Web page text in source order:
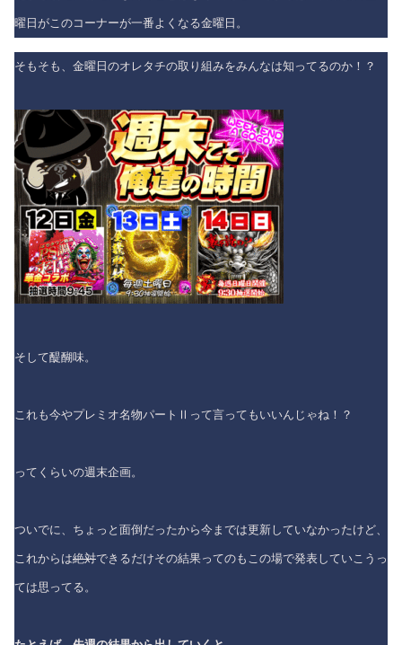
曜日がこのコーナーが一番よくなる金曜日。
そもそも、金曜日のオレタチの取り組みをみんなは知ってるのか！？
そして醍醐味。
これも今やプレミオ名物パートⅡって言ってもいいんじゃね！？
ってくらいの週末企画。
ついでに、ちょっと面倒だったから今までは更新していなかったけど、
これからは絶対できるだけその結果ってのもこの場で発表していこうっ
ては思ってる。